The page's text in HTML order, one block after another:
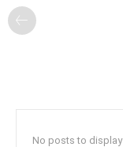
No posts to display